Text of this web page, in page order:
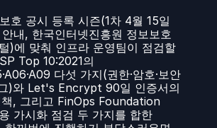
호 공시 등록 시즌(1차 4월 15일
내, 한국인터넷진흥원 정보보호
)에 맞춰 인프라 운영팀이 점검할
Top 10:2021의
다섯 가지(권한·암호·보안
그)와 Let's Encrypt 90일 인증서의
, 그리고 FinOps Foundation
가시화 점검 두 가지를 합한